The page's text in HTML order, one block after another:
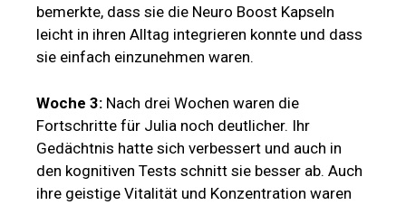
bemerkte, dass sie die Neuro Boost Kapseln
leicht in ihren Alltag integrieren konnte und dass
sie einfach einzunehmen waren.
Woche 3: Nach drei Wochen waren die
Fortschritte für Julia noch deutlicher. Ihr
Gedächtnis hatte sich verbessert und auch in
den kognitiven Tests schnitt sie besser ab. Auch
ihre geistige Vitalität und Konzentration waren